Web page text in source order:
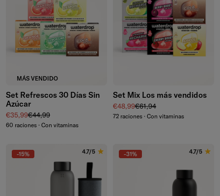
MÁS VENDIDO
Set Refrescos 30 Días Sin
Azúcar
Precio de venta
€35,99Precio normal
€44,99
60 raciones · Con vitaminas
Set Mix Los más vendidos
Precio de venta
€48,99Precio normal
€61,94
72 raciones · Con vitaminas
-15% 4.7/5 -31% 4.7/5